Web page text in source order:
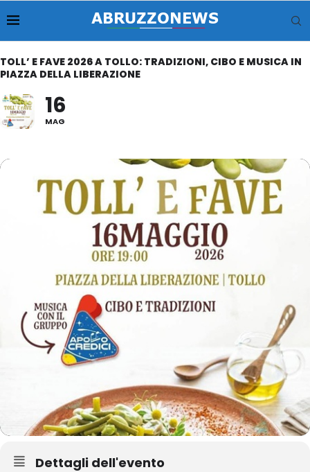
TOLL’ E FAVE 2026 A TOLLO: TRADIZIONI, CIBO E MUSICA IN
PIAZZA DELLA LIBERAZIONE
16
MAG
Dettagli dell'evento